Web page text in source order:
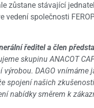
zůstane stávající
společnosti
ředitel a člen
skupinu ANACOT
DAGO vnímáme
spojení našich
nabídky směrem k